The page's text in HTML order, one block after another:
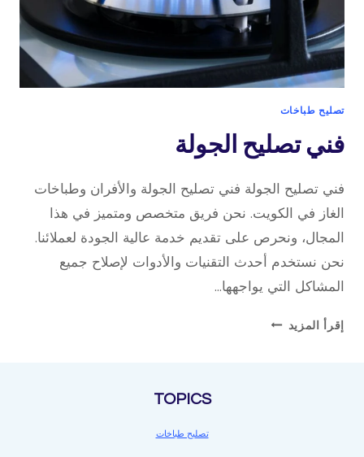
تصليح طباخات
فني تصليح الجولة
فني تصليح الجولة فني تصليح الجولة والأفران وطباخات
الغاز في الكويت. نحن فريق متخصص ومتميز في هذا
المجال، ونحرص على تقديم خدمة عالية الجودة لعملائنا.
نحن نستخدم أحدث التقنيات والأدوات لإصلاح جميع
المشاكل التي يواجهها…
إقرأ المزيد فني
TOPICS
تصليح طباخات